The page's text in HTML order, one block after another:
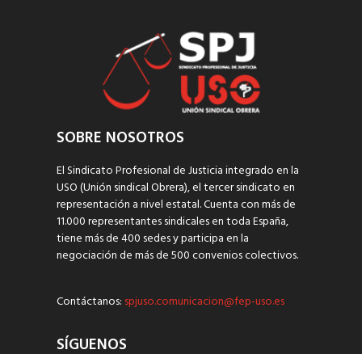
SOBRE NOSOTROS
El Sindicato Profesional de Justicia integrado en la
USO (Unión sindical Obrera), el tercer sindicato en
representación a nivel estatal. Cuenta con más de
11.000 representantes sindicales en toda España,
tiene más de 400 sedes y participa en la
negociación de más de 500 convenios colectivos.
Contáctanos: spjuso.comunicacion@fep-uso.es
SÍGUENOS